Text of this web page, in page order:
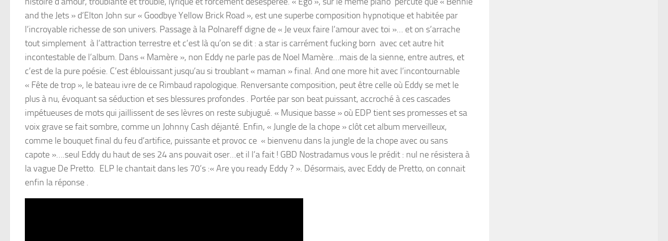
and the Jets » d’Elton John sur « Goodbye Yellow Brick Road », est une superbe composition hypnotique et habitée par
l’incroyable richesse de son univers. Passage à la Polnareff digne de « Je veux faire l’amour avec toi »… et on s’arrache
tout simplement à l’attraction terrestre et c’est là qu’on se dit : a star is carrément fucking born avec cet autre hit
incontestable de l’album. Dans « Mamère », non Eddy ne parle pas de Noel Mamère…mais de la sienne, entre autres, et
c’est de la pure poésie. C’est éblouissant jusqu’au si troublant « maman » final. And one more hit avec l’incontournable
« Fête de trop », le bateau ivre de ce Rimbaud rapologique. Renversante composition, peut être celle où Eddy se met le
plus à nu, évoquant sa séduction et ses blessures profondes . Portée par son beat puissant, accroché à ces cascades
impétueuses de mots qui jaillissent de ses lèvres on reste subjugué. « Musique basse » où EDP tient ses promesses et sa
voix grave se fait sombre, comme un Johnny Cash déjanté. Enfin, « Jungle de la chope » clôt cet album merveilleux,
comme le bouquet final du feu d’artifice, puissante et provoc ce « bienvenu dans la jungle de la chope avec ou sans
capote »….seul Eddy du haut de ses 24 ans pouvait oser…et il l’a fait ! GBD Nostradamus vous le prédit : nul ne résistera à
la vague De Pretto. ELP le chantait dans les 70’s :« Are you ready Eddy ? ». Désormais, avec Eddy de Pretto, on connait
enfin la réponse .